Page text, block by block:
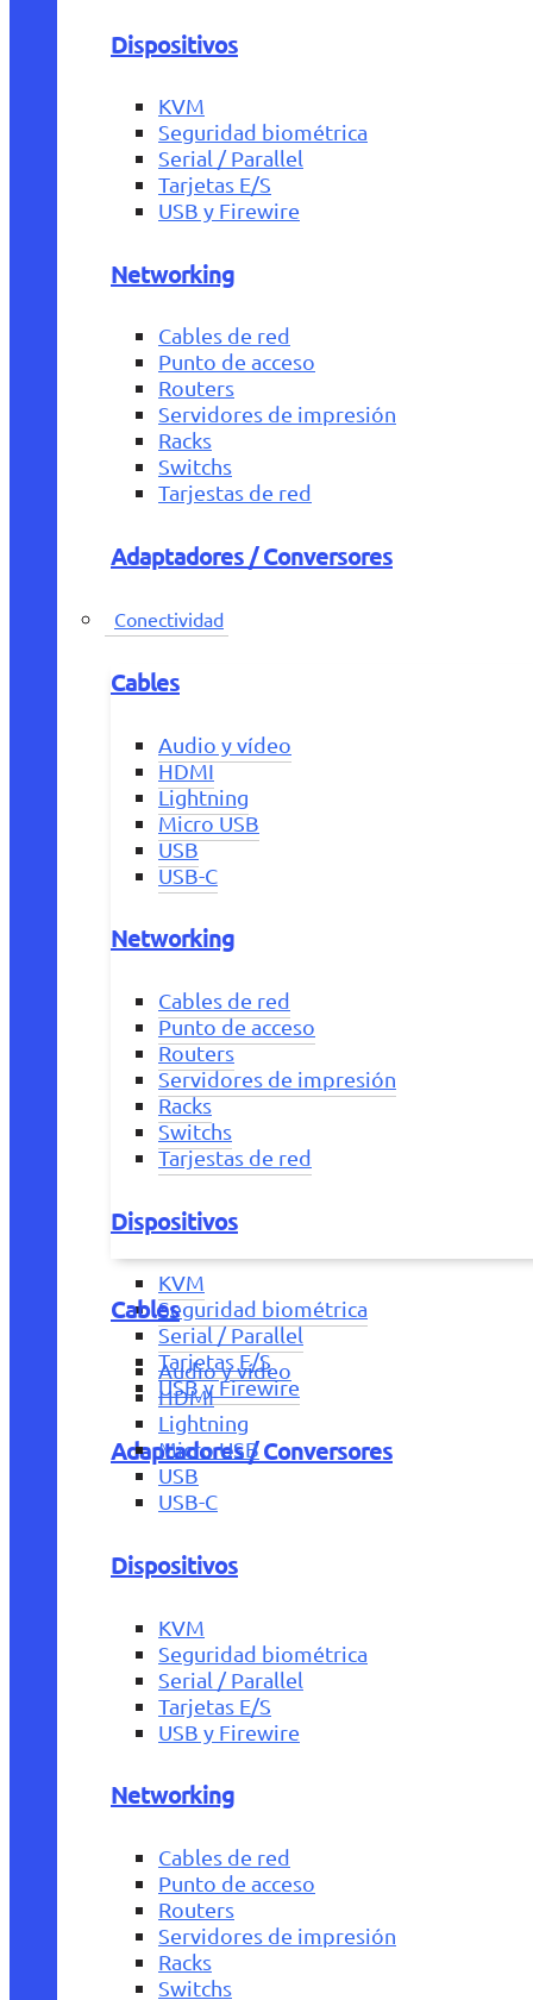
Dispositivos
KVM
Seguridad biométrica
Serial / Parallel
Tarjetas E/S
USB y Firewire
Networking
Cables de red
Punto de acceso
Routers
Servidores de impresión
Racks
Switchs
Tarjestas de red
Adaptadores / Conversores
Conectividad
Cables
Audio y vídeo
HDMI
Lightning
Micro USB
USB
USB-C
Networking
Cables de red
Punto de acceso
Routers
Servidores de impresión
Racks
Switchs
Tarjestas de red
Dispositivos
KVM
Seguridad biométrica
Serial / Parallel
Tarjetas E/S
USB y Firewire
Adaptadores / Conversores
Cables
Audio y vídeo
HDMI
Lightning
Micro USB
USB
USB-C
Dispositivos
KVM
Seguridad biométrica
Serial / Parallel
Tarjetas E/S
USB y Firewire
Networking
Cables de red
Punto de acceso
Routers
Servidores de impresión
Racks
Switchs